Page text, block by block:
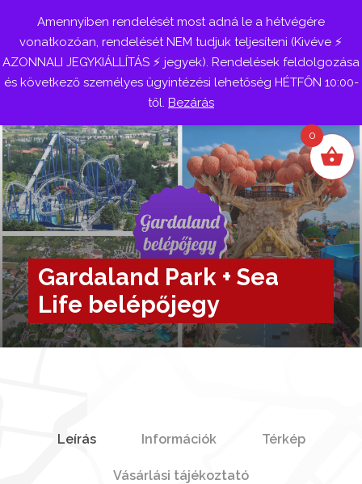
Belépés
Gardaland Park + Sea
Life belépőjegy
Leírás Információk Térkép
Vásárlási tájékoztató
Amennyiben rendelését most adná le a hétvégére
vonatkozóan, rendelését NEM tudjuk teljesíteni (Kivéve ⚡
AZONNALI JEGYKIÁLLÍTÁS ⚡ jegyek). Rendelések feldolgozása
és következő személyes ügyintézési lehetőség HÉTFŐN 10:00-
től. Bezárás
0